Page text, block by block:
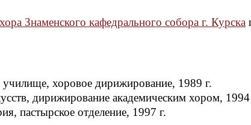
Знаменского кафедрального собора г. Курска
училище, хоровое дирижирование, 1989 г.
дирижирование академическим хором, 1994
пастырское отделение, 1997 г.